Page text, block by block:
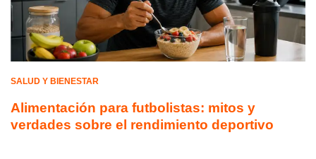
SALUD Y BIENESTAR
Alimentación para futbolistas: mitos y
verdades sobre el rendimiento deportivo